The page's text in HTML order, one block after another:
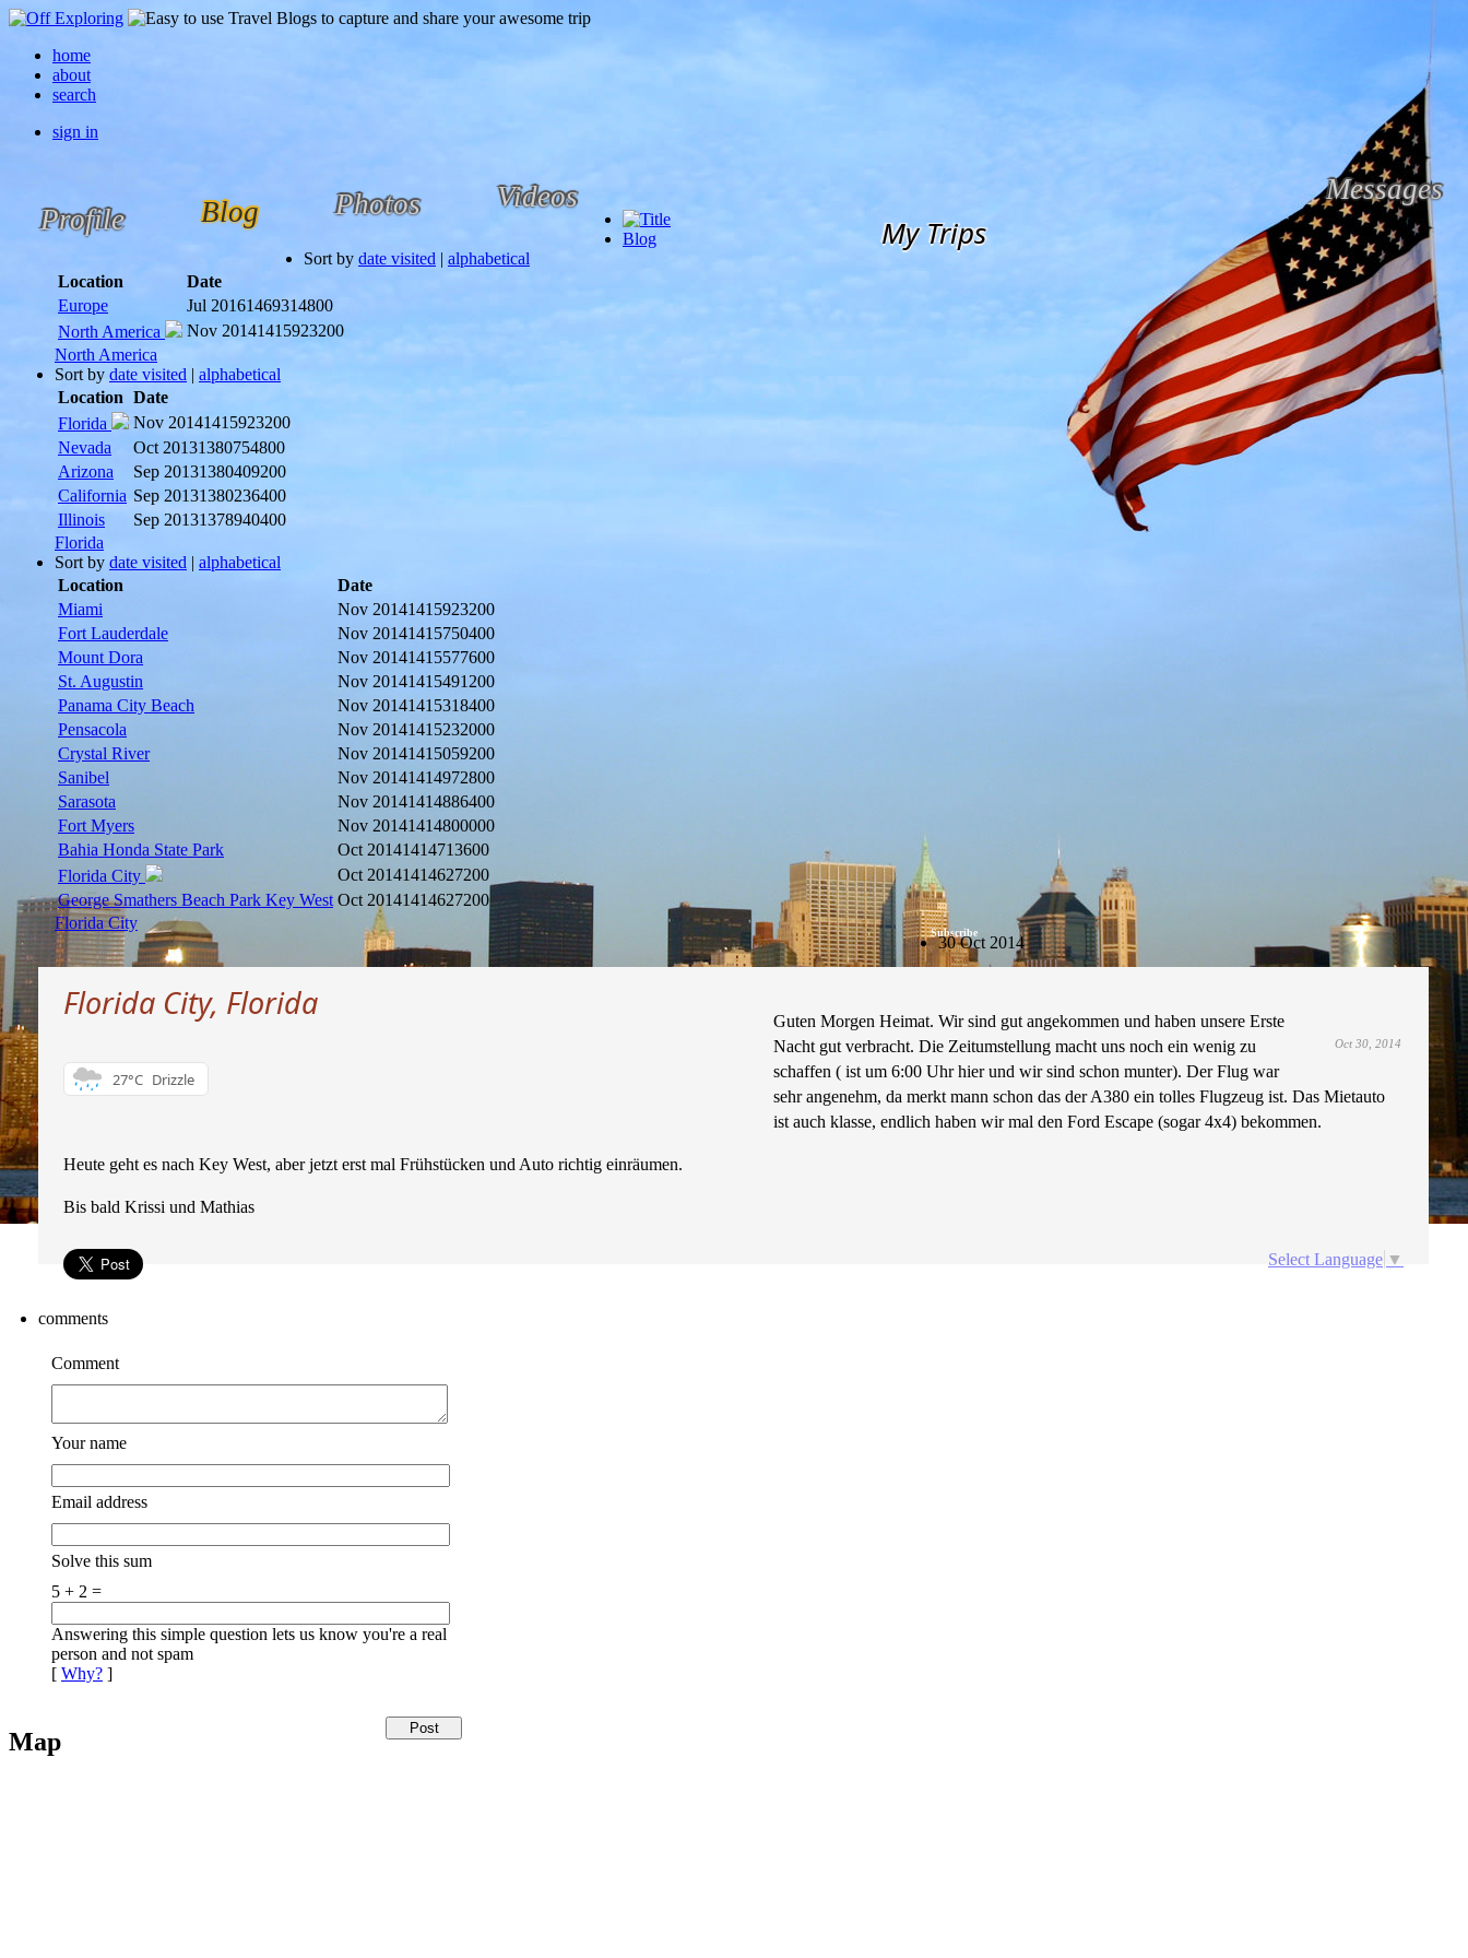
home
about
search
sign in
Profile Blog Photos Videos Messages
Subscribe
My Trips
Blog
Sort by date visited | alphabetical
Location
Date
Europe
Jul 20161469314800
North America
Nov 20141415923200
North America
Sort by date visited | alphabetical
Location Date
Florida
Nov 20141415923200
Nevada
Oct 20131380754800
Arizona
Sep 20131380409200
California Sep 20131380236400
Illinois
Sep 20131378940400
Florida
Sort by date visited | alphabetical
Location
Date
Miami
Nov 20141415923200
Fort Lauderdale
Nov 20141415750400
Mount Dora
Nov 20141415577600
St. Augustin
Nov 20141415491200
Panama City Beach
Nov 20141415318400
Pensacola
Nov 20141415232000
Crystal River
Nov 20141415059200
Sanibel
Nov 20141414972800
Sarasota
Nov 20141414886400
Fort Myers
Nov 20141414800000
Bahia Honda State Park
Oct 20141414713600
Florida City
Oct 20141414627200
George Smathers Beach Park Key West Oct 20141414627200
Florida City
30 Oct 2014
Florida City, Florida
27°C Drizzle
Oct 30, 2014
Guten Morgen Heimat. Wir sind gut angekommen und haben unsere Erste
Nacht gut verbracht. Die Zeitumstellung macht uns noch ein wenig zu
schaffen ( ist um 6:00 Uhr hier und wir sind schon munter). Der Flug war
sehr angenehm, da merkt mann schon das der A380 ein tolles Flugzeug ist. Das Mietauto
ist auch klasse, endlich haben wir mal den Ford Escape (sogar 4x4) bekommen.
Heute geht es nach Key West, aber jetzt erst mal Frühstücken und Auto richtig einräumen.
Bis bald Krissi und Mathias
Select Language ▼
comments
Comment
Your name
Email address
Solve this sum
5 + 2 =
Answering this simple question lets us know you're a real
person and not spam
[ Why? ]
Map